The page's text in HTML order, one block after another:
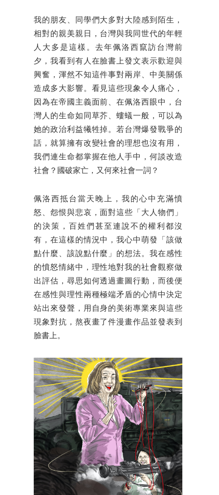
我的朋友、同學們大多對大陸感到陌生，
相對的親美親日，台灣與我同世代的年輕
人大多是這樣。去年佩洛西竄訪台灣前
夕，我看到有人在臉書上發文表示歡迎與
興奮，渾然不知這件事對兩岸、中美關係
造成多大影響。看見這些現象令人痛心，
因為在帝國主義面前、在佩洛西眼中，台
灣人的生命如同草芥、螻蟻一般，可以為
她的政治利益犧牲掉。若台灣爆發戰爭的
話，就算擁有改變社會的理想也沒有用，
我們連生命都掌握在他人手中，何談改造
社會？國破家亡，又何來社會一詞？
佩洛西抵台當天晚上，我的心中充滿憤
怒、怨恨與悲哀，面對這些「大人物們」
的決策，百姓們甚至連說不的權利都沒
有，在這樣的情況中，我心中萌發「該做
點什麼、該說點什麼」的想法。我在感性
的憤怒情緒中，理性地對我的社會觀察做
出評估，尋思如何透過畫圖行動，而後便
在感性與理性兩種極端矛盾的心情中決定
站出來發聲，用自身的美術專業來與這些
現象對抗，熬夜畫了件漫畫作品並發表到
臉書上。